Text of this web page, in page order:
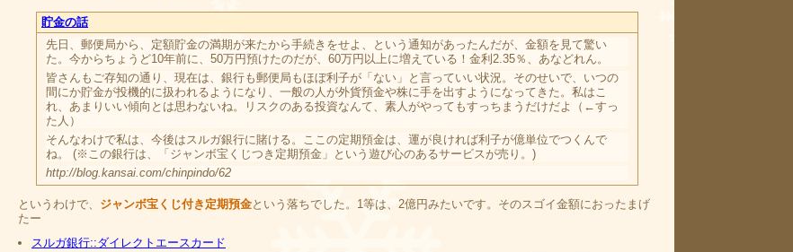
貯金の話
先日、郵便局から、定額貯金の満期が来たから手続きをせよ、という通知があったんだが、金額を見て驚い
た。今からちょうど10年前に、50万円預けたのだが、60万円以上に増えている！金利2.35％、あなどれん。
皆さんもご存知の通り、現在は、銀行も郵便局もほぼ利子が「ない」と言っていい状況。そのせいで、いつの
間にか貯金が投機的に扱われるようになり、一般の人が外貨預金や株に手を出すようになってきた。私はこ
れ、あまりいい傾向とは思わないね。リスクのある投資なんて、素人がやってもすっちまうだけだよ（←すっ
た人）
そんなわけで私は、今後はスルガ銀行に賭ける。ここの定期預金は、運が良ければ利子が億単位でつくんで
ね。 (※この銀行は、「ジャンボ宝くじつき定期預金」という遊び心のあるサービスが売り。)
http://blog.kansai.com/chinpindo/62
というわけで、 ジャンボ宝くじ付き定期預金という落ちでした。1等は、2億円みたいです。そのスゴイ金額におったまげ
たー
スルガ銀行::ダイレクトエースカード